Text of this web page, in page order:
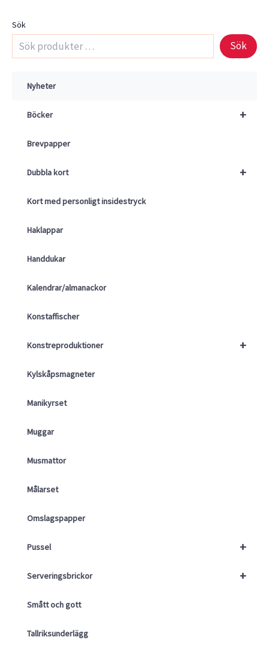
Sök
Sök
Nyheter
+
Böcker
Brevpapper
+
Dubbla kort
Kort med personligt insidestryck
Haklappar
Handdukar
Kalendrar/almanackor
Konstaffischer
+
Konstreproduktioner
Kylskåpsmagneter
Manikyrset
Muggar
Musmattor
Målarset
Omslagspapper
+
Pussel
+
Serveringsbrickor
Smått och gott
Tallriksunderlägg